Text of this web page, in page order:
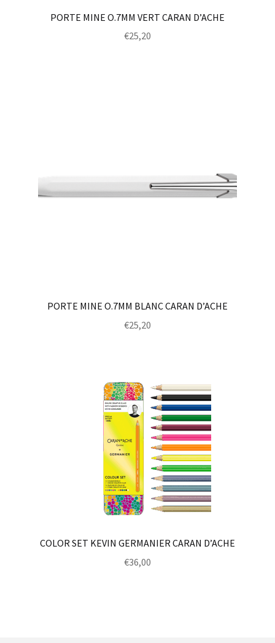
PORTE MINE O.7MM VERT CARAN D’ACHE
€25,20
PORTE MINE O.7MM BLANC CARAN D’ACHE
€25,20
COLOR SET KEVIN GERMANIER CARAN D’ACHE
€36,00